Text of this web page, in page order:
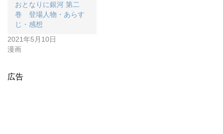
おとなりに銀河 第二
巻 登場人物・あらす
じ・感想
2021年5月10日
漫画
広告